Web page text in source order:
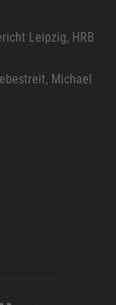
Leipzig, HRB
Michael